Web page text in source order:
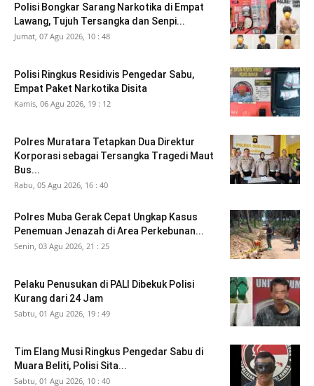
Polisi Bongkar Sarang Narkotika di Empat
Lawang, Tujuh Tersangka dan Senpi...
Jumat, 07 Agu 2026, 10 : 48
Polisi Ringkus Residivis Pengedar Sabu,
Empat Paket Narkotika Disita
Kamis, 06 Agu 2026, 19 : 12
Polres Muratara Tetapkan Dua Direktur
Korporasi sebagai Tersangka Tragedi Maut
Bus...
Rabu, 05 Agu 2026, 16 : 40
Polres Muba Gerak Cepat Ungkap Kasus
Penemuan Jenazah di Area Perkebunan...
Senin, 03 Agu 2026, 21 : 25
Pelaku Penusukan di PALI Dibekuk Polisi
Kurang dari 24 Jam
Sabtu, 01 Agu 2026, 19 : 49
Tim Elang Musi Ringkus Pengedar Sabu di
Muara Beliti, Polisi Sita...
Sabtu, 01 Agu 2026, 10 : 40